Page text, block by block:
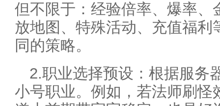
但不限于：经验倍率、爆率、
放地图、特殊活动、充值福利
同的策略。
2.职业选择预设：根据服务
小号职业。例如，若法师刷怪